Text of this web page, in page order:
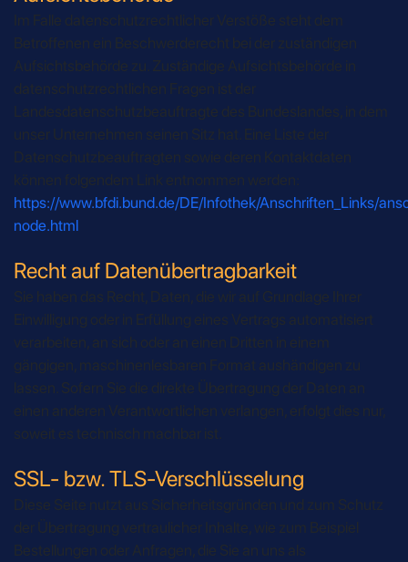
Im Falle datenschutzrechtlicher Verstöße steht dem
Betroffenen ein Beschwerderecht bei der zuständigen
Aufsichtsbehörde zu. Zuständige Aufsichtsbehörde in
datenschutzrechtlichen Fragen ist der
Landesdatenschutzbeauftragte des Bundeslandes, in dem
unser Unternehmen seinen Sitz hat. Eine Liste der
Datenschutzbeauftragten sowie deren Kontaktdaten
können folgendem Link entnommen werden:
https://www.bfdi.bund.de/DE/Infothek/Anschriften_Links/
node.html
Recht auf Datenübertragbarkeit
Sie haben das Recht, Daten, die wir auf Grundlage Ihrer
Einwilligung oder in Erfüllung eines Vertrags automatisiert
verarbeiten, an sich oder an einen Dritten in einem
gängigen, maschinenlesbaren Format aushändigen zu
lassen. Sofern Sie die direkte Übertragung der Daten an
einen anderen Verantwortlichen verlangen, erfolgt dies nur,
soweit es technisch machbar ist.
SSL- bzw. TLS-Verschlüsselung
Diese Seite nutzt aus Sicherheitsgründen und zum Schutz
der Übertragung vertraulicher Inhalte, wie zum Beispiel
Bestellungen oder Anfragen, die Sie an uns als